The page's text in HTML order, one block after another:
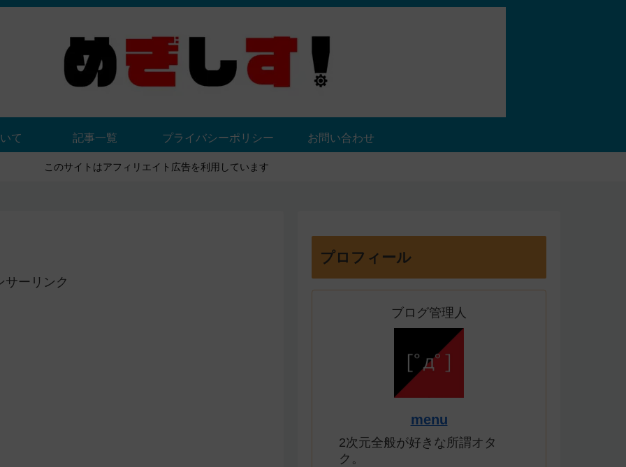
て 記事一覧 プライバシーポリシー お問い合わせ
このサイトはアフィリエイト広告を利用しています
サーリンク
プロフィール
ブログ管理人
menu
2次元全般が好きな所謂オタ
ク。